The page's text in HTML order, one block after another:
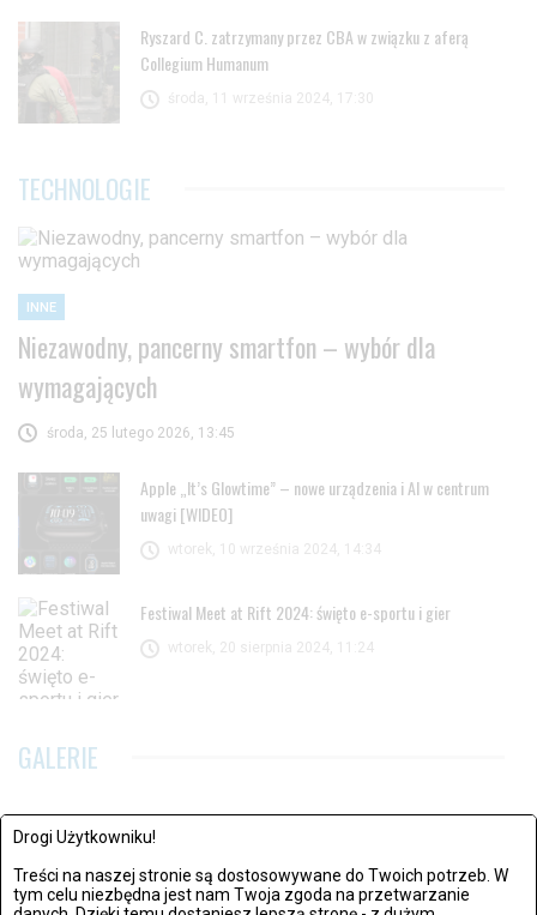
Drogi Użytkowniku!
Treści na naszej stronie są dostosowywane do Twoich potrzeb. W
tym celu niezbędna jest nam Twoja zgoda na przetwarzanie
Ryszard C. zatrzymany przez CBA w związku z aferą
Collegium Humanum
środa, 11 września 2024, 17:30
TECHNOLOGIE
INNE
Niezawodny, pancerny smartfon – wybór dla
wymagających
środa, 25 lutego 2026, 13:45
Apple „It’s Glowtime” – nowe urządzenia i AI w centrum
uwagi [WIDEO]
wtorek, 10 września 2024, 14:34
Festiwal Meet at Rift 2024: święto e-sportu i gier
wtorek, 20 sierpnia 2024, 11:24
GALERIE